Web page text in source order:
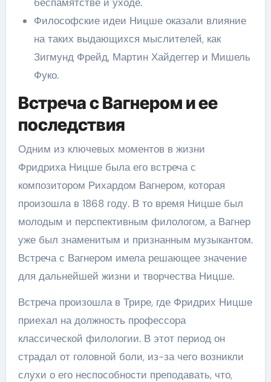
Философские идеи Ницше оказали влияние
на таких выдающихся мыслителей, как
Зигмунд Фрейд, Мартин Хайдеггер и Мишель
Фуко.
Встреча с Вагнером и ее
последствия
Одним из ключевых моментов в жизни
Фридриха Ницше была его встреча с
композитором Рихардом Вагнером, которая
произошла в 1868 году. В то время Ницше был
молодым и перспективным филологом, а Вагнер
уже был знаменитым и признанным музыкантом.
Встреча с Вагнером имела решающее значение
для дальнейшей жизни и творчества Ницше.
Встреча произошла в Трире, где Фридрих Ницше
приехал на должность профессора
классической филологии. В этот период он
страдал от головной боли, из-за чего возникли
слухи о его неспособности преподавать, что,